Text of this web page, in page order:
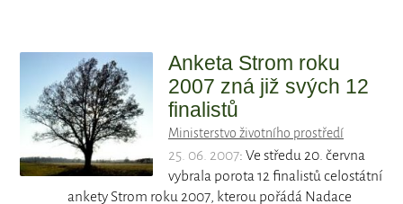
Anketa Strom roku
2007 zná již svých 12
finalistů
Ministerstvo životního prostředí
25. 06. 2007: Ve středu 20. června
vybrala porota 12 finalistů celostátní
ankety Strom roku 2007, kterou pořádá Nadace